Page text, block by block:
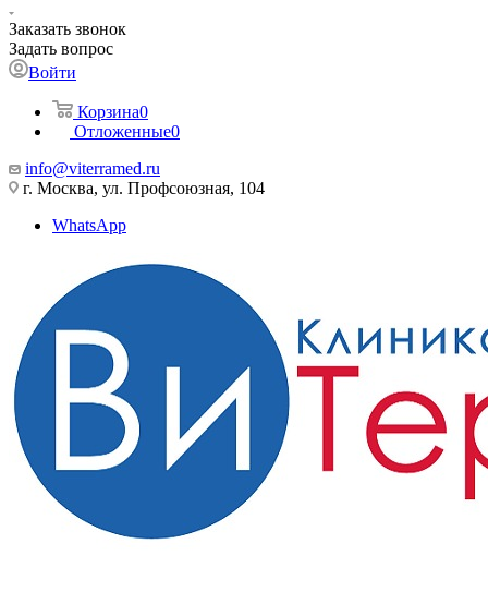
Заказать звонок
Задать вопрос
Войти
Корзина0
Отложенные0
info@viterramed.ru
г. Москва, ул. Профсоюзная, 104
WhatsApp